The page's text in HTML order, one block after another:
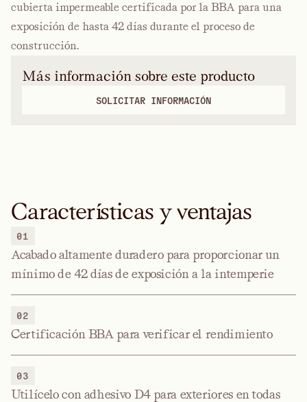
cubierta impermeable certificada por la BBA para una
exposición de hasta 42 días durante el proceso de
construcción.
Más información sobre este producto
SOLICITAR INFORMACIÓN
Características y ventajas
01
Acabado altamente duradero para proporcionar un
mínimo de 42 días de exposición a la intemperie
02
Certificación BBA para verificar el rendimiento
03
Utilícelo con adhesivo D4 para exteriores en todas